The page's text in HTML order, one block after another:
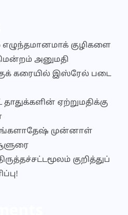
எழுந்தமானமாக் குழிகளை
அனுமதி
கரையில் இஸ்ரேல் படை
ஏற்றுமதிக்கு
முன்னாள்
குறித்துப்